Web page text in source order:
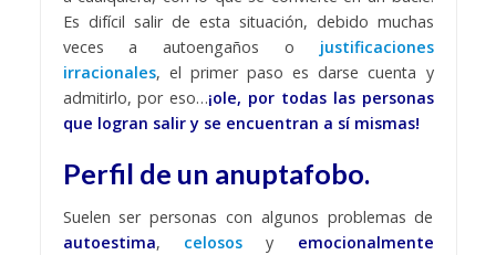
Es difícil salir de esta situación, debido muchas
veces a autoengaños o justificaciones
irracionales, el primer paso es darse cuenta y
admitirlo, por eso…¡ole, por todas las personas
que logran salir y se encuentran a sí mismas!
Perfil de un anuptafobo.
Suelen ser personas con algunos problemas de
autoestima, celosos y emocionalmente